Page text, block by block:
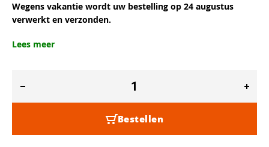
Wegens vakantie wordt uw bestelling op 24 augustus
verwerkt en verzonden.
Lees meer
Bestellen